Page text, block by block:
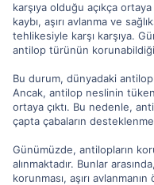
karşıya olduğu açıkça
kaybı, aşırı avlanma ve
tehlikesiyle karşı karşıya.
antilop türünün
Bu durum, dünyadaki
Ancak, antilop neslinin
ortaya çıktı. Bu nedenle,
çapta çabaların
Günümüzde, antilopların
alınmaktadır. Bunlar
korunması, aşırı